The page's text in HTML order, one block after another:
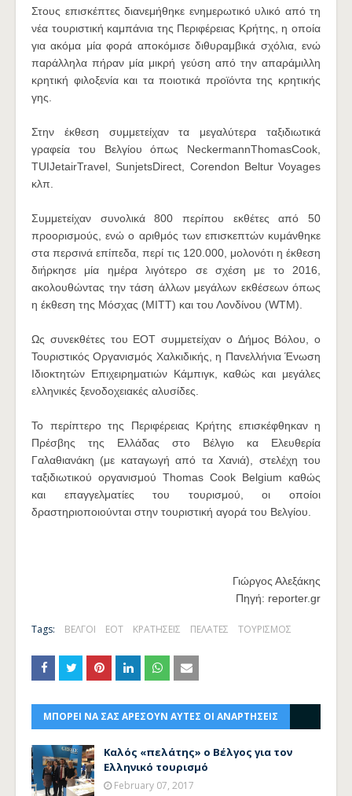
Στους επισκέπτες διανεμήθηκε ενημερωτικό υλικό από τη
νέα τουριστική καμπάνια της Περιφέρειας Κρήτης, η οποία
για ακόμα μία φορά αποκόμισε διθυραμβικά σχόλια, ενώ
παράλληλα πήραν μία μικρή γεύση από την απαράμιλλη
κρητική φιλοξενία και τα ποιοτικά προϊόντα της κρητικής
γης.
Στην έκθεση συμμετείχαν τα μεγαλύτερα ταξιδιωτικά
γραφεία του Βελγίου όπως NeckermannThomasCook,
TUIJetairTravel, SunjetsDirect, Corendon Beltur Voyages
κλπ.
Συμμετείχαν συνολικά 800 περίπου εκθέτες από 50
προορισμούς, ενώ ο αριθμός των επισκεπτών κυμάνθηκε
στα περσινά επίπεδα, περί τις 120.000, μολονότι η έκθεση
διήρκησε μία ημέρα λιγότερο σε σχέση με το 2016,
ακολουθώντας την τάση άλλων μεγάλων εκθέσεων όπως
η έκθεση της Μόσχας (MITT) και του Λονδίνου (WTM).
Ως συνεκθέτες του ΕΟΤ συμμετείχαν o Δήμος Βόλου, ο
Τουριστικός Οργανισμός Χαλκιδικής, η Πανελλήνια Ένωση
Ιδιοκτητών Επιχειρηματιών Κάμπιγκ, καθώς και μεγάλες
ελληνικές ξενοδοχειακές αλυσίδες.
Το περίπτερο της Περιφέρειας Κρήτης επισκέφθηκαν η
Πρέσβης της Ελλάδας στο Βέλγιο κα Ελευθερία
Γαλαθιανάκη (με καταγωγή από τα Χανιά), στελέχη του
ταξιδιωτικού οργανισμού Thomas Cook Belgium καθώς
και επαγγελματίες του τουρισμού, οι οποίοι
δραστηριοποιούνται στην τουριστική αγορά του Βελγίου.
Γιώργος Αλεξάκης
Πηγή: reporter.gr
Tags: ΒΕΛΓΟΙ ΕΟΤ ΚΡΑΤΗΣΕΙΣ ΠΕΛΑΤΕΣ ΤΟΥΡΙΣΜΟΣ
ΜΠΟΡΕΙ ΝΑ ΣΑΣ ΑΡΕΣΟΥΝ ΑΥΤΕΣ ΟΙ ΑΝΑΡΤΗΣΕΙΣ
Καλός «πελάτης» ο Βέλγος για τον
Ελληνικό τουρισμό
February 07, 2017